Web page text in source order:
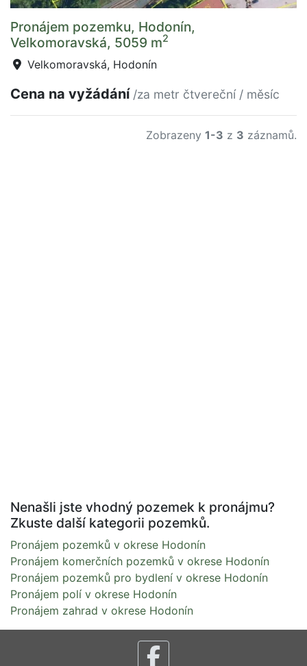
Pronájem pozemku, Hodonín,
Velkomoravská, 5059 m2
Velkomoravská, Hodonín
Cena na vyžádání /za metr čtvereční / měsíc
Zobrazeny 1-3 z 3 záznamů.
Nenašli jste vhodný pozemek k pronájmu?
Zkuste další kategorii pozemků.
Pronájem pozemků v okrese Hodonín
Pronájem komerčních pozemků v okrese Hodonín
Pronájem pozemků pro bydlení v okrese Hodonín
Pronájem polí v okrese Hodonín
Pronájem zahrad v okrese Hodonín